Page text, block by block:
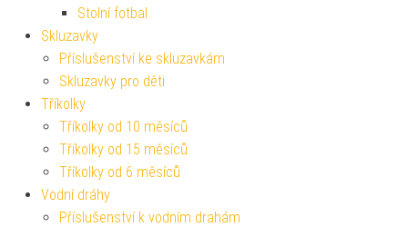
Stolní fotbal
Skluzavky
Příslušenství ke skluzavkám
Skluzavky pro děti
Tříkolky
Tříkolky od 10 měsíců
Tříkolky od 15 měsíců
Tříkolky od 6 měsíců
Vodní dráhy
Příslušenství k vodním drahám